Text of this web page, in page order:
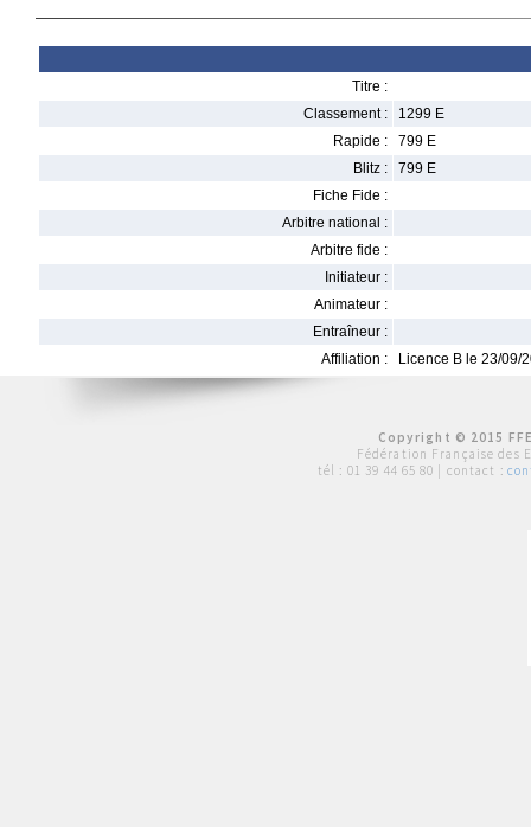
Titre :
Classement :
1299 E
Rapide :
799 E
Blitz :
799 E
Fiche Fide :
Arbitre national :
Arbitre fide :
Initiateur :
Animateur :
Entraîneur :
Affiliation :
Licence B le 23/09/
Copyright © 2015
Fédération Française des
tél : 01 39 44 65 80 | contact :